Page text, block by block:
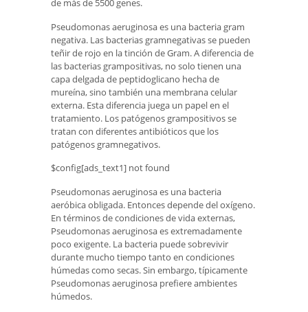
de más de 5500 genes.
Pseudomonas aeruginosa es una bacteria gram
negativa. Las bacterias gramnegativas se pueden
teñir de rojo en la tinción de Gram. A diferencia de
las bacterias grampositivas, no solo tienen una
capa delgada de peptidoglicano hecha de
mureína, sino también una membrana celular
externa. Esta diferencia juega un papel en el
tratamiento. Los patógenos grampositivos se
tratan con diferentes antibióticos que los
patógenos gramnegativos.
$config[ads_text1] not found
Pseudomonas aeruginosa es una bacteria
aeróbica obligada. Entonces depende del oxígeno.
En términos de condiciones de vida externas,
Pseudomonas aeruginosa es extremadamente
poco exigente. La bacteria puede sobrevivir
durante mucho tiempo tanto en condiciones
húmedas como secas. Sin embargo, típicamente
Pseudomonas aeruginosa prefiere ambientes
húmedos.